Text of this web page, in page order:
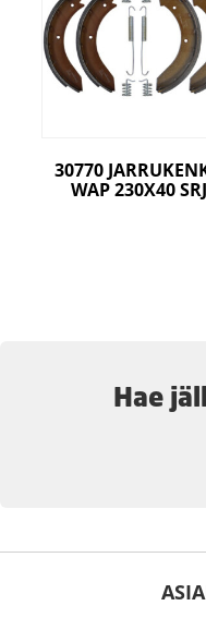
30770
WAP 230X40 SRJ
Hae